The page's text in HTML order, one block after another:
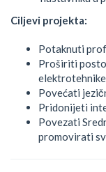
Ciljevi projekta:
Potaknuti
Proširiti
Povećati
Pridonijeti
Povezati
promovirati